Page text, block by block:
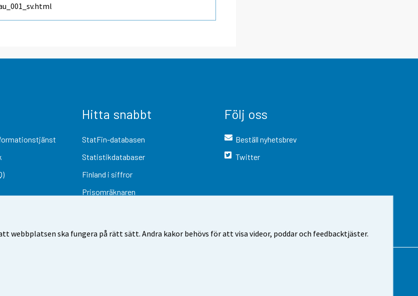
webbplatsen ska fungera på rätt sätt. Andra kakor behövs för att visa videor, poddar och feedbacktjäster.
Hitta snabbt
StatFin-databasen
Statistikdatabaser
Finland i siffror
Prisomräknaren
Följ oss
Beställ nyhetsbrev
Twitter